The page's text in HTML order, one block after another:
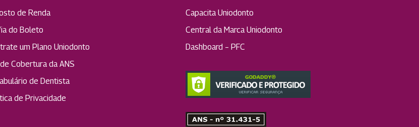
de Renda
do Boleto
um Plano Uniodonto
Cobertura da ANS
de Dentista
de Privacidade
Capacita Uniodonto
Central da Marca Uniodonto
Dashboard – PFC